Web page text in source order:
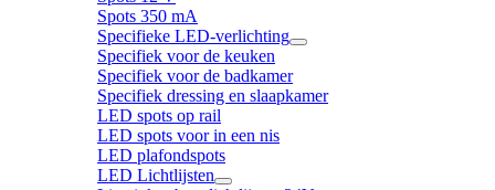
Spots 350 mA
Specifieke LED-verlichting
Specifiek voor de keuken
Specifiek voor de badkamer
Specifiek dressing en slaapkamer
LED spots op rail
LED spots voor in een nis
LED plafondspots
LED Lichtlijsten